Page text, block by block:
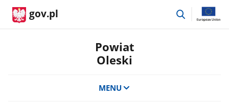
gov.pl
przejdź
Powiat
Oleski
MENU